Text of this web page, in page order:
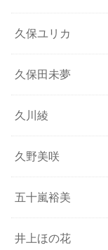
久保ユリカ
久保田未夢
久川綾
久野美咲
五十嵐裕美
井上ほの花